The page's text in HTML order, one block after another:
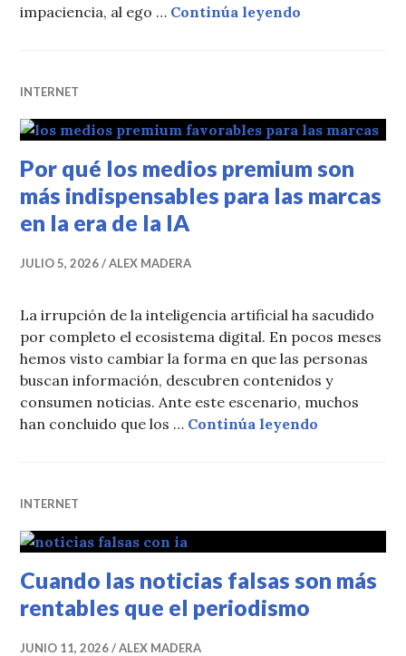
impaciencia, al ego … Continúa leyendo
INTERNET
Por qué los medios premium son
más indispensables para las marcas
en la era de la IA
JULIO 5, 2026 ALEX MADERA
La irrupción de la inteligencia artificial ha sacudido
por completo el ecosistema digital. En pocos meses
hemos visto cambiar la forma en que las personas
buscan información, descubren contenidos y
consumen noticias. Ante este escenario, muchos
han concluido que los … Continúa leyendo
INTERNET
Cuando las noticias falsas son más
rentables que el periodismo
JUNIO 11, 2026 ALEX MADERA